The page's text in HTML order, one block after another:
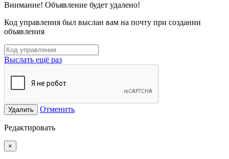
Внимание! Объявление будет удалено!
Код управления был выслан вам на почту при создании
объявления
Выслать ещё раз
Удалить Отменить
Редактировать
×